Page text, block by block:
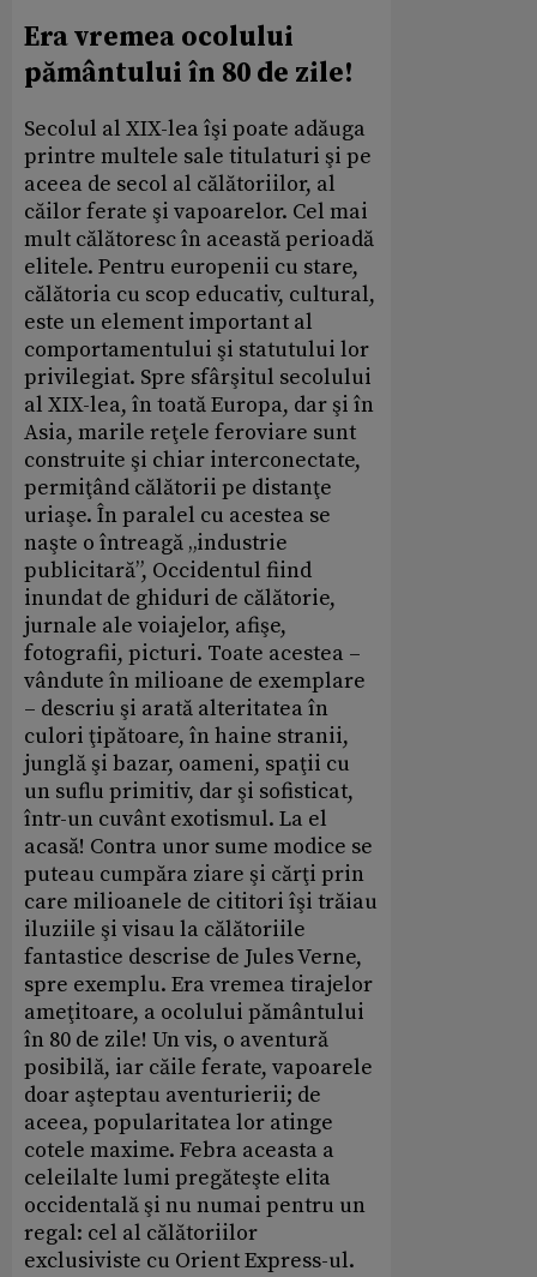
Era vremea ocolului
pământului în 80 de zile!
Secolul al XIX-lea îşi poate adăuga
printre multele sale titulaturi şi pe
aceea de secol al călătoriilor, al
căilor ferate şi vapoarelor. Cel mai
mult călătoresc în această perioadă
elitele. Pentru europenii cu stare,
călătoria cu scop educativ, cultural,
este un element important al
comportamentului şi statutului lor
privilegiat. Spre sfârşitul secolului
al XIX-lea, în toată Europa, dar şi în
Asia, marile reţele feroviare sunt
construite şi chiar interconectate,
permiţând călătorii pe distanţe
uriaşe. În paralel cu acestea se
naşte o întreagă „industrie
publicitară”, Occidentul fiind
inundat de ghiduri de călătorie,
jurnale ale voiajelor, afişe,
fotografii, picturi. Toate acestea –
vândute în milioane de exemplare
– descriu şi arată alteritatea în
culori ţipătoare, în haine stranii,
junglă şi bazar, oameni, spaţii cu
un suflu primitiv, dar şi sofisticat,
într-un cuvânt exotismul. La el
acasă! Contra unor sume modice se
puteau cumpăra ziare şi cărţi prin
care milioanele de cititori îşi trăiau
iluziile şi visau la călătoriile
fantastice descrise de Jules Verne,
spre exemplu. Era vremea tirajelor
ameţitoare, a ocolului pământului
în 80 de zile! Un vis, o aventură
posibilă, iar căile ferate, vapoarele
doar aşteptau aventurierii; de
aceea, popularitatea lor atinge
cotele maxime. Febra aceasta a
celeilalte lumi pregăteşte elita
occidentală şi nu numai pentru un
regal: cel al călătoriilor
exclusiviste cu Orient Express-ul.